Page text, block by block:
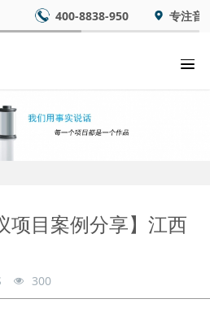
400-8838-950 专注音
项目案例分享】江西
300